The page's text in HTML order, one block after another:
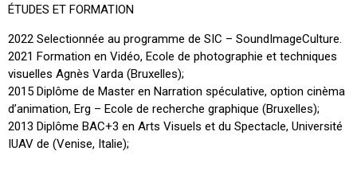
ÉTUDES ET FORMATION
2022 Selectionnée au programme de SIC – SoundImageCulture.
2021 Formation en Vidéo, Ecole de photographie et techniques
visuelles Agnès Varda (Bruxelles);
2015 Diplôme de Master en Narration spéculative, option cinèma
d’animation, Erg – Ecole de recherche graphique (Bruxelles);
2013 Diplôme BAC+3 en Arts Visuels et du Spectacle, Université
IUAV de (Venise, Italie);